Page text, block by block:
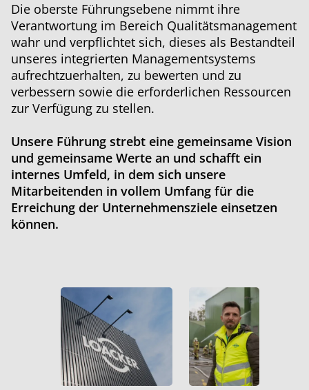
Die oberste Führungsebene nimmt ihre
Verantwortung im Bereich Qualitätsmanagement
wahr und verpflichtet sich, dieses als Bestandteil
unseres integrierten Managementsystems
aufrechtzuerhalten, zu bewerten und zu
verbessern sowie die erforderlichen Ressourcen
zur Verfügung zu stellen.
Unsere Führung strebt eine gemeinsame Vision
und gemeinsame Werte an und schafft ein
internes Umfeld, in dem sich unsere
Mitarbeitenden in vollem Umfang für die
Erreichung der Unternehmensziele einsetzen
können.